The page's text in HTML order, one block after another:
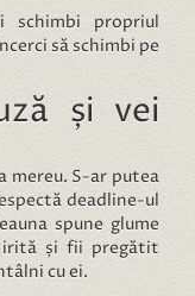
propriul
să schimbi pe
și vei
mereu. S-ar putea
deadline-ul
spune glume
irită și fii pregătit
cu ei.